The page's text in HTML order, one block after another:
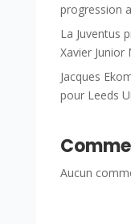
progression
La Juventus
Xavier Junior
Jacques
pour Leeds
Aucun